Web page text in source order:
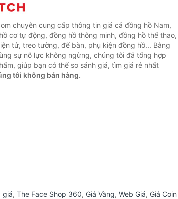
chuyên cung cấp thông tin giá cả đồng hồ Nam,
cơ tự động, đồng hồ thông minh, đồng hồ thể thao,
tử, treo tường, để bàn, phụ kiện đồng hồ... Bằng
sự nỗ lực không ngừng, chúng tôi đã tổng hợp
giúp bạn có thể so sánh giá, tìm giá rẻ nhất
tôi không bán hàng.
giá, The Face Shop 360, Giá Vàng, Web Giá, Giá Coin